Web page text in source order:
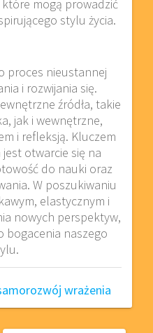
mogą prowadzić
stylu życia.
proces nieustannej
i rozwijania się.
źródła, takie
jak i wewnętrzne,
i refleksją. Kluczem
jest otwarcie się na
do nauki oraz
W poszukiwaniu
elastycznym i
nowych perspektyw,
bogacenia naszego
wrażenia